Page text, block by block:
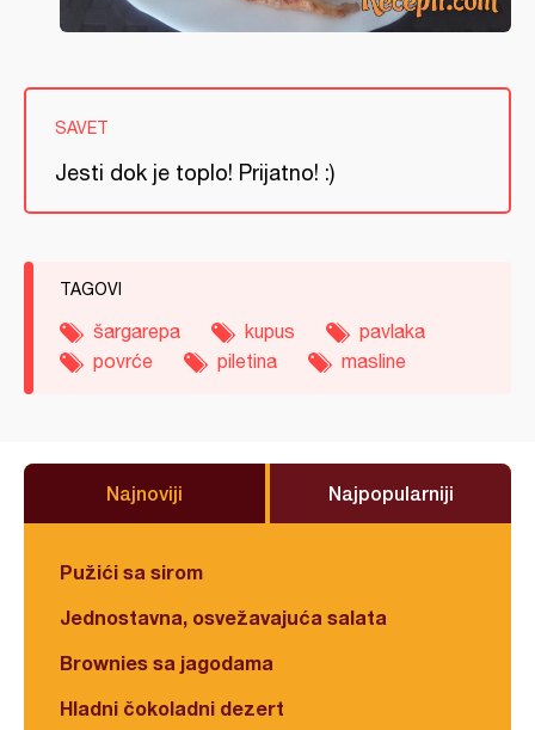
SAVET
Jesti dok je toplo! Prijatno! :)
TAGOVI
šargarepa kupus
pavlaka
povrće
piletina masline
Najnoviji Najpopularniji
Pužići sa sirom
Jednostavna, osvežavajuća salata
Brownies sa jagodama
Hladni čokoladni dezert